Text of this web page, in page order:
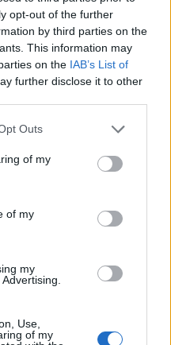
opt-out of the further
by third parties on the
This information may
on the IAB’s List of
further disclose it to other
Outs
of my
of my
my
Use,
of my
петролни